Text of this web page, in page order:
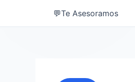
💬Te Asesoramos